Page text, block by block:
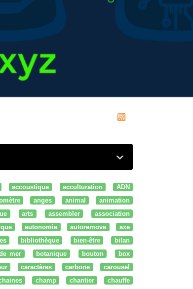
accoustique acculturation
ADN
anges animal
animation
arts assembler
association
autonomie autoremove
axe
bibliothèque bien-être
bilan
mer botanique bouton
box
caractères carbone
carousel
champ chantier
chauffe